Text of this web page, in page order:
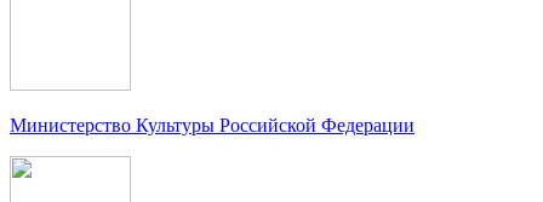
Министерство Культуры Российской Федерации